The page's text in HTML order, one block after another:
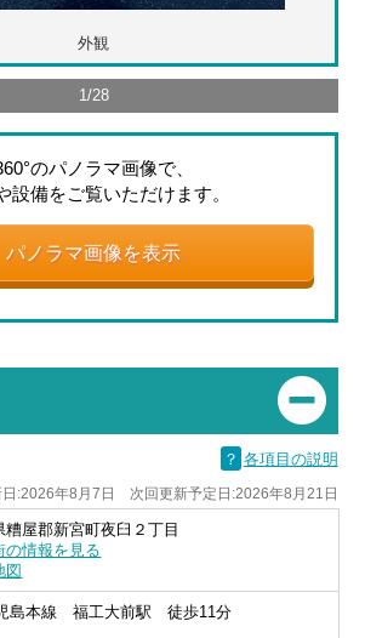
外観
1/28
のパノラマ画像で、
設備をご覧いただけます。
パノラマ画像を表示
？ 各項目の説明
日:2026年8月7日 次回更新予定日:2026年8月21日
糟屋郡新宮町夜臼２丁目
の情報を見る
図
島本線 福工大前駅 徒歩11分